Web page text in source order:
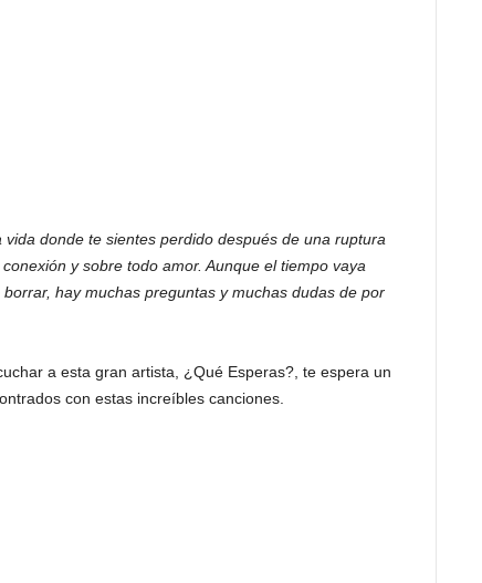
donde te sientes perdido después de una ruptura
y sobre todo amor. Aunque el tiempo vaya
hay muchas preguntas y muchas dudas de por
a esta gran artista, ¿Qué Esperas?, te espera un
con estas increíbles canciones.